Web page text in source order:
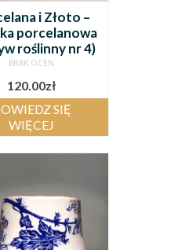
i Złoto –
porcelanowa
roślinny nr 4)
BRAK OCEN
120.00zł
SIĘ
WIĘCEJ